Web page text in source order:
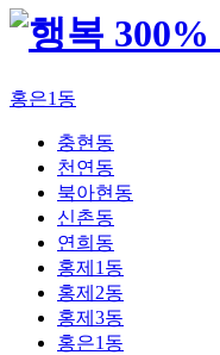
홍은1동
충현동
천연동
북아현동
신촌동
연희동
홍제1동
홍제2동
홍제3동
홍은1동